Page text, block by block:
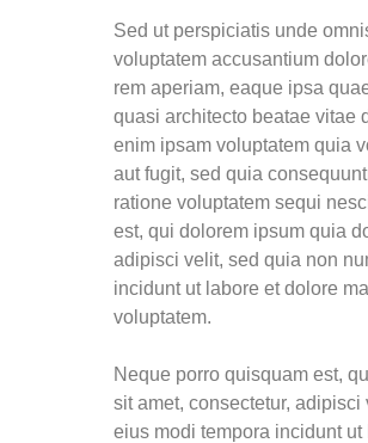
Sed ut perspiciatis unde
voluptatem accusantium
rem aperiam, eaque ipsa
quasi architecto beatae vitae
enim ipsam voluptatem quia
aut fugit, sed quia
ratione voluptatem sequi
est, qui dolorem ipsum quia
adipisci velit, sed quia non
incidunt ut labore et dolore
voluptatem.
Neque porro quisquam est,
sit amet, consectetur,
eius modi tempora incidunt